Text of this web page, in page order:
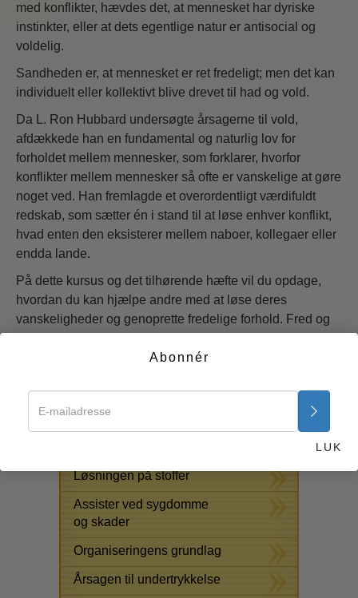
med konflikter, hævdes det, at mennesket har dyriske
instinkter, eller at dets egentlige natur er antisocial og
voldelig.
Sandheden er, at mennesket er ret fredeligt; men det kan
individuelt eller kollektivt blive drevet til had og vold.
Da L. Ron Hubbard undersøgte årsagerne til vold,
afdækkede han en fundamental og naturlig lov for
forholdet mellem mennesker, som forklarer, hvorfor
konflikter mellem mennesker så ofte er vanskelige at gøre
noget ved. Han fremlagde et overordentligt værdifuldt
redskab, som sætter én i stand til at løse enhver konflikt,
hvad enten den eksisterer mellem naboer, kollegaer eller
endda lande.
På dette kursus og det tilhørende hæfte vil du opdage,
hvordan du kan hjælpe andre med at løse deres
vanskeligheder og genoprette fredelige forhold. Fred og
drøm. Udbredt anvendelse af denne lov vil gøre dette til
Start nu >>
Løsningen på stoffer
Assister ved sygdomme
og skader
Organiseringens grundlag
Årsagen til undertrykkelse
Abonnér
LUK